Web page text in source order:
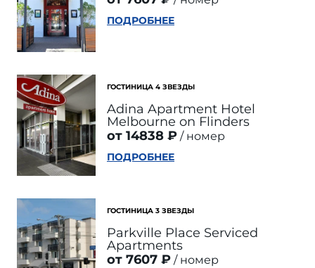
ПОДРОБНЕЕ
ГОСТИНИЦА 4 ЗВЕЗДЫ
Adina Apartment Hotel
Melbourne on Flinders
от 14838 ₽
номер
ПОДРОБНЕЕ
ГОСТИНИЦА 3 ЗВЕЗДЫ
Parkville Place Serviced
Apartments
от 7607 ₽
номер